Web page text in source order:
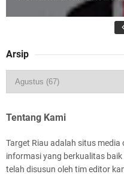
HUT IBI Ke-75, Bupati
2045
Arsip
Tentang Kami
Target Riau adalah situs
informasi yang berkualitas
telah disusun oleh tim editor